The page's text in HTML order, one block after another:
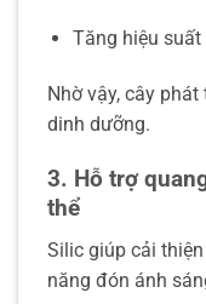
Tăng hiệu
Nhờ vậy, cây
dinh dưỡng.
3. Hỗ trợ
thể
Silic giúp cải
năng đón ánh